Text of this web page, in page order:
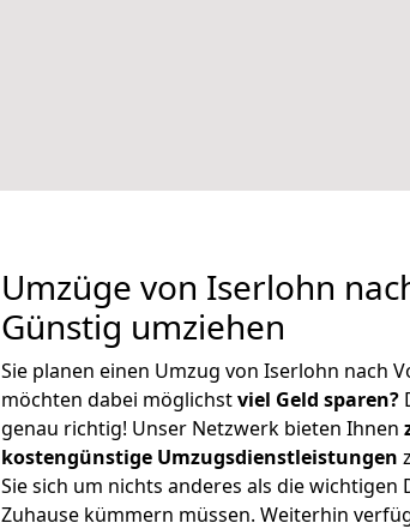
Umzüge von Iserlohn
Günstig umziehen
Sie planen einen Umzug von Iserlohn nach
möchten dabei möglichstviel Geld sparen?
genau richtig! Unser Netzwerk bieten Ihnen
kostengünstige Umzugsdienstleistungen
Sie sich um nichts anderes als die wichtigen
Zuhause kümmern müssen. Weiterhin